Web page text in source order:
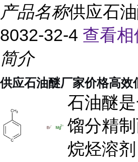
产品名称供应石
8032-32-4 查看
简介
供应石油醚厂家价格高效
石油醚
馏分精
烷烃溶